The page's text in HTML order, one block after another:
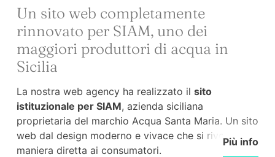
Un sito web completamente
rinnovato per SIAM, uno dei
maggiori produttori di acqua in
Sicilia
La nostra web agency ha realizzato il sito
istituzionale per SIAM, azienda siciliana
proprietaria del marchio Acqua Santa Maria. Un sito
web dal design moderno e vivace che si rivolge in
maniera diretta ai consumatori.
Più info